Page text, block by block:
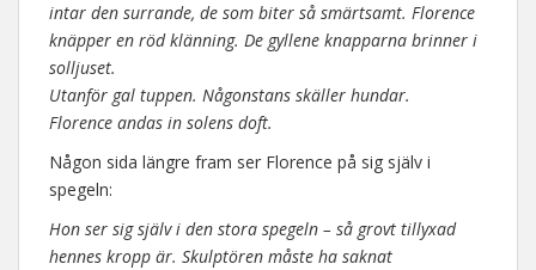
intar den surrande, de som biter så smärtsamt. Florence
knäpper en röd klänning. De gyllene knapparna brinner i
solljuset.
Utanför gal tuppen. Någonstans skäller hundar.
Florence andas in solens doft.
Någon sida längre fram ser Florence på sig själv i
spegeln:
Hon ser sig själv i den stora spegeln – så grovt tillyxad
hennes kropp är. Skulptören måste ha saknat